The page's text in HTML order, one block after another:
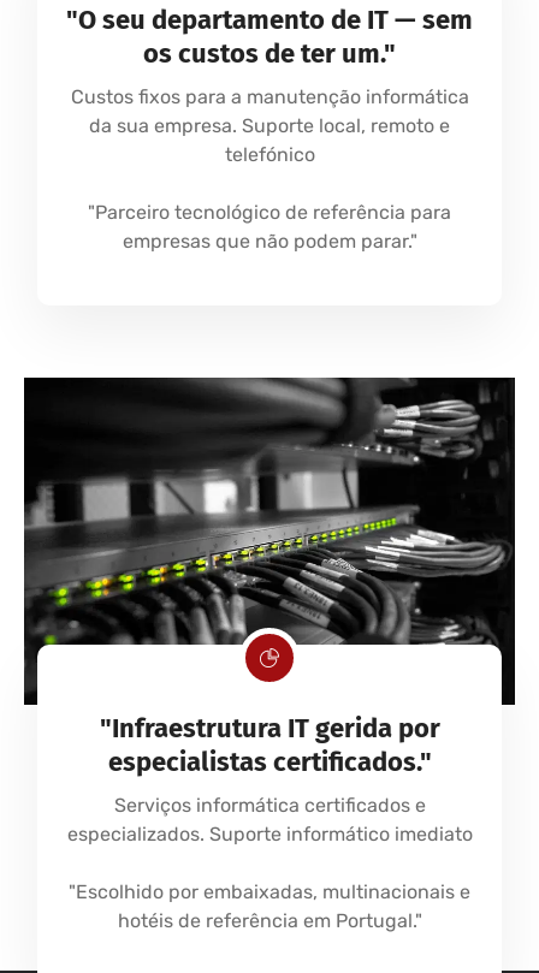
"O seu departamento de IT — sem
os custos de ter um."
Custos fixos para a manutenção informática
da sua empresa. Suporte local, remoto e
telefónico
"Parceiro tecnológico de referência para
empresas que não podem parar."
"Infraestrutura IT gerida por
especialistas certificados."
Serviços informática certificados e
especializados. Suporte informático imediato
"Escolhido por embaixadas, multinacionais e
hotéis de referência em Portugal."